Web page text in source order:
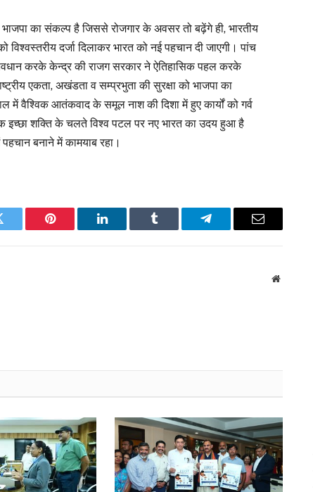
का संकल्प है जिससे रोजगार के अवसर तो बढ़ेंगे ही, भारतीय
विश्वस्तरीय दर्जा दिलाकर भारत को नई पहचान दी जाएगी। पांच
करके केन्द्र की राजग सरकार ने ऐतिहासिक पहल करके
एकता, अखंडता व सम्प्रभुता की सुरक्षा को भाजपा का
में वैश्विक आतंकवाद के समूल नाश की दिशा में हुए कार्यों को गर्व
इच्छा शक्ति के चलते विश्व पटल पर नए भारत का उदय हुआ है
बनाने में कामयाब रहा।
Pinterest LinkedIn Tumblr Telegram Email
Website